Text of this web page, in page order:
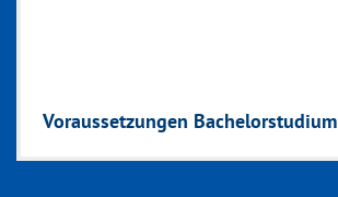
Voraussetzungen Bachelorstudium